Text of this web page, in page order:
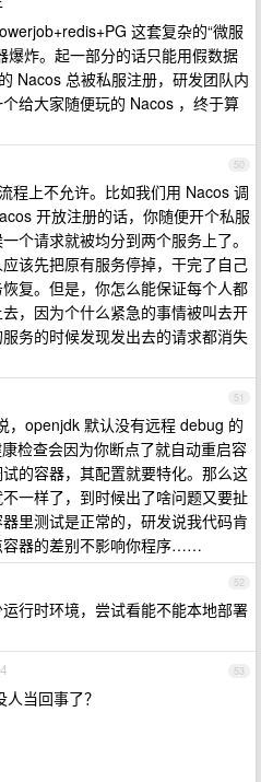
这套复杂的“微服
爆炸。起一部分的话只能用假数据
Nacos 总被私服注册，研发团队内
给大家随便玩的 Nacos ，终于算
50
程上不允许。比如我们用 Nacos 调
开放注册的话，你随便开个私服
个请求就被均分到两个服务上了。
该先把原有服务停掉，干完了自己
复。但是，你怎么能保证每个人都
，因为个什么紧急的事情被叫去开
务的时候发现发出去的请求都消失
51
，openjdk 默认没有远程 debug 的
检查会因为你断点了就自动重启容
的容器，其配置就要特化。那么这
一样了，到时候出了啥问题又要扯
里测试是正常的，研发说我代码肯
容器的差别不影响你程序……
52
行时环境，尝试看能不能本地部署
53
当回事了？